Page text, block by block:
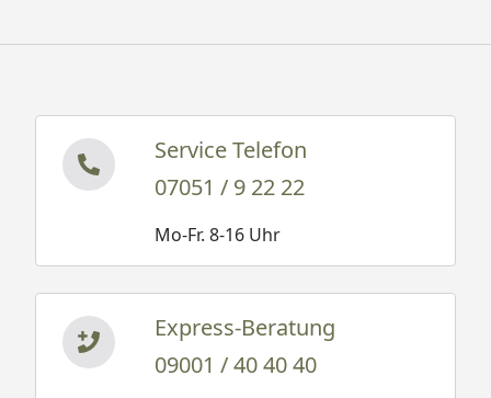
Service Telefon
07051 / 9 22 22
Mo-Fr. 8-16 Uhr
Express-Beratung
09001 / 40 40 40